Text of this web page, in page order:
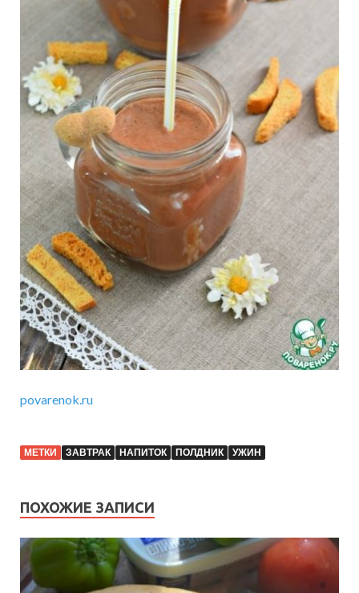
povarenok.ru
МЕТКИ ЗАВТРАК НАПИТОК ПОЛДНИК УЖИН
ПОХОЖИЕ ЗАПИСИ